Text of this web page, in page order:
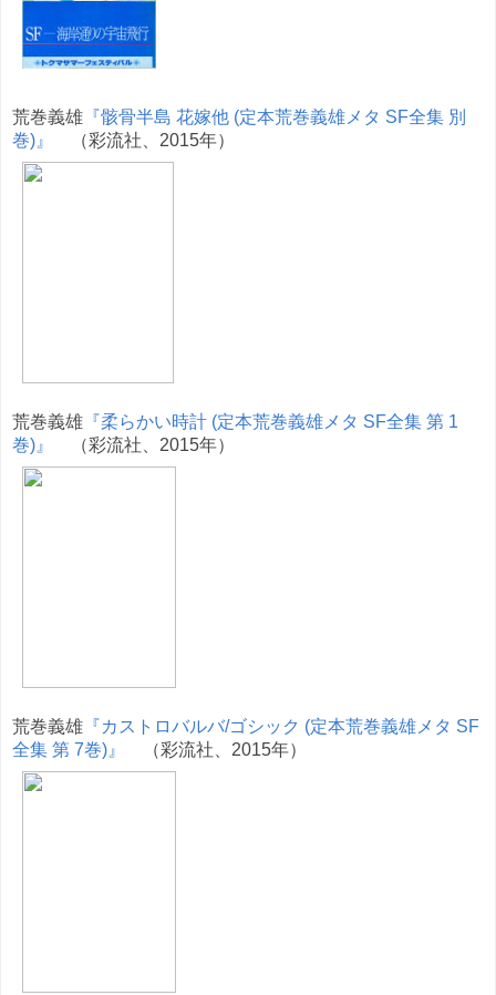
荒巻義雄 『骸骨半島 花嫁他 (定本荒巻義雄メタ SF全集 別
巻)』
（彩流社、2015年）
荒巻義雄 『柔らかい時計 (定本荒巻義雄メタ SF全集 第 1
巻)』
（彩流社、2015年）
荒巻義雄 『カストロバルバ/ゴシック (定本荒巻義雄メタ SF
全集 第 7巻)』
（彩流社、2015年）